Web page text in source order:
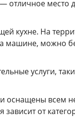
отличное место
кухне. На
машине, можно
услуги,
всем
зависит от